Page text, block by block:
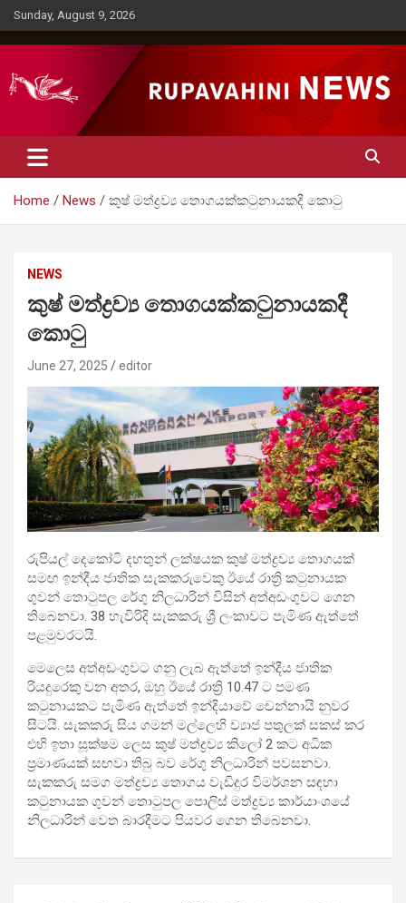
Skip
to
content
Sunday, August 9, 2026
Rupavahini News
Home News කුෂ් මත්ද්‍රව්‍ය තොගයක්කටුනායකදී කොටු
NEWS
කුෂ් මත්ද්‍රව්‍ය තොගයක්කටුනායකදී
කොටු
June 27, 2025 editor
රුපියල් දෙකෝටි දහතුන් ලක්ෂයක කුෂ් මත්ද්‍රව්‍ය තොගයක්
සමඟ ඉන්දීය ජාතික සැකකරුවෙකු ඊයේ රාත්‍රි කටුනායක
ගුවන් තොටුපල රේගු නිලධාරින් විසින් අත්අඩංගුවට ගෙන
තිබෙනවා. 38 හැවිරිදි සැකකරු ශ්‍රී ලංකාවට පැමිණ ඇත්තේ
පළමුවරටයි.
මෙලෙස අත්අඩංගුවට ගනු ලැබ ඇත්තේ ඉන්දීය ජාතික
රියදුරෙකු වන අතර, ඔහු ඊයේ රාත්‍රි 10.47 ට පමණ
කටුනායකට පැමිණ ඇත්තේ ඉන්දියාවේ චෙන්නායි නුවර
සිටයි. සැකකරු සිය ගමන් මල්ලෙහි ව්‍යාජ පතුලක් සකස් කර
එහි ඉතා සූක්ෂම ලෙස කුෂ් මත්ද්‍රව්‍ය කිලෝ 2 කට අධික
ප්‍රමාණයක් සඟවා තිබු බව රේගු නිලධාරින් පවසනවා.
සැකකරු සමග මත්ද්‍රව්‍ය තොගය වැඩිදුර විමර්ශන සඳහා
කටුනායක ගුවන් තොටුපල පොලිස් මත්ද්‍රව්‍ය කාර්යාංශයේ
නිලධාරින් වෙත බාරදීමට පියවර ගෙන තිබෙනවා.